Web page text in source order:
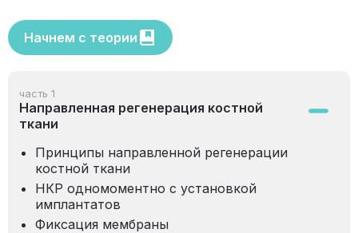
Начнем с теории
часть 1
Направленная регенерация костной
ткани
Принципы направленной регенерации
костной ткани
НКР одномоментно с установкой
имплантатов
Фиксация мембраны